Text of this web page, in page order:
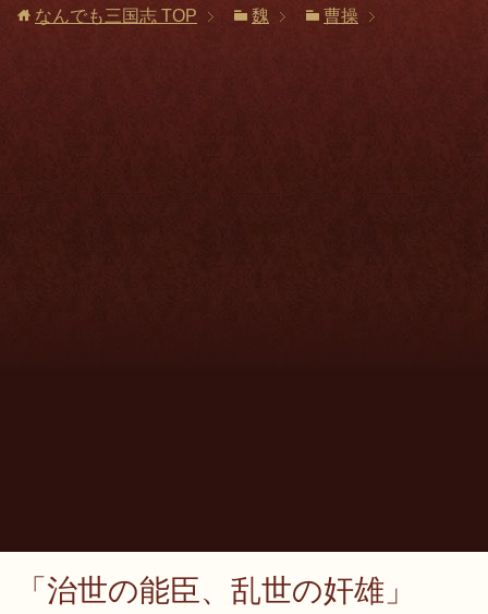
なんでも三国志 TOP 魏 曹操
「治世の能臣、乱世の奸雄」